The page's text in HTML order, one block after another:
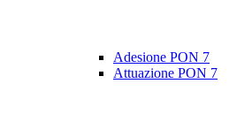
Adesione PON 7
Attuazione PON 7